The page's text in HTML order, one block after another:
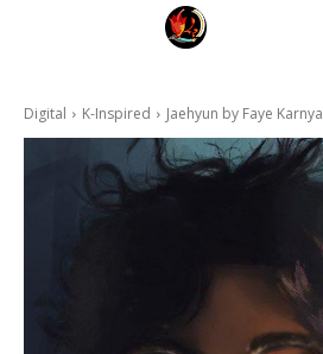
Digital K-Inspired Jaehyun by Faye Karnya